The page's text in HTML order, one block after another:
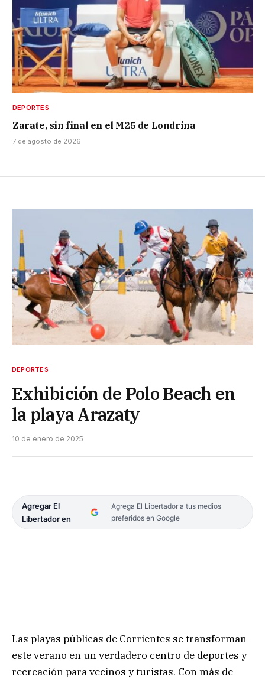
DEPORTES
Zarate, sin final en el M25 de Londrina
7 de agosto de 2026
DEPORTES
Exhibición de Polo Beach en
la playa Arazaty
10 de enero de 2025
Agregar El
Libertador en
Agrega El Libertador a tus medios
preferidos en Google
Las playas públicas de Corrientes se transforman
este verano en un verdadero centro de deportes y
recreación para vecinos y turistas. Con más de